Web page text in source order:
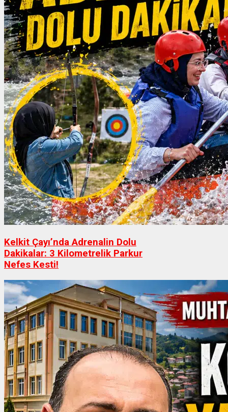
Kelkit Çayı’nda Adrenalin Dolu
Dakikalar: 3 Kilometrelik Parkur
Nefes Kesti!